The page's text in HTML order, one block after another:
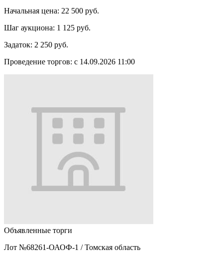
Начальная цена: 22 500 руб.
Шаг аукциона: 1 125 руб.
Задаток: 2 250 руб.
Проведение торгов: с 14.09.2026 11:00
Объявленные торги
Лот №68261-ОАОФ-1 / Томская область